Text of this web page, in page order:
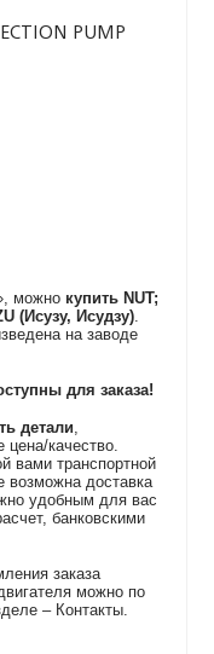
PUMP
можно купить NUT;
(Исузу, Исудзу).
на заводе
для заказа!
детали,
цена/качество.
вами транспортной
возможна доставка
удобным для вас
банковскими
заказа
можно по
– Контакты.